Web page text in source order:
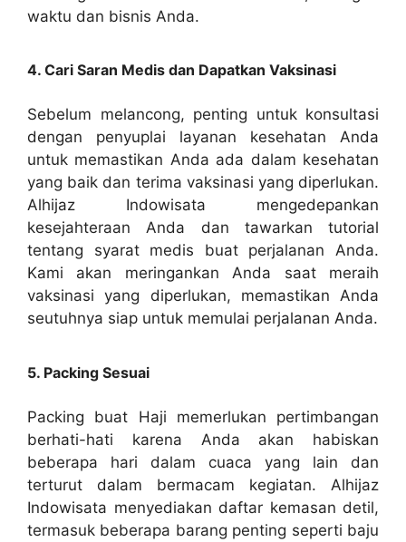
waktu dan bisnis Anda.
4. Cari Saran Medis dan Dapatkan Vaksinasi
Sebelum melancong, penting untuk konsultasi
dengan penyuplai layanan kesehatan Anda
untuk memastikan Anda ada dalam kesehatan
yang baik dan terima vaksinasi yang diperlukan.
Alhijaz Indowisata mengedepankan
kesejahteraan Anda dan tawarkan tutorial
tentang syarat medis buat perjalanan Anda.
Kami akan meringankan Anda saat meraih
vaksinasi yang diperlukan, memastikan Anda
seutuhnya siap untuk memulai perjalanan Anda.
5. Packing Sesuai
Packing buat Haji memerlukan pertimbangan
berhati-hati karena Anda akan habiskan
beberapa hari dalam cuaca yang lain dan
terturut dalam bermacam kegiatan. Alhijaz
Indowisata menyediakan daftar kemasan detil,
termasuk beberapa barang penting seperti baju